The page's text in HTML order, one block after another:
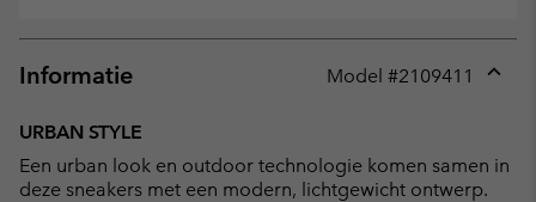
Informatie Model #2109411
URBAN STYLE
Een urban look en outdoor technologie komen samen in
deze sneakers met een modern, lichtgewicht ontwerp.